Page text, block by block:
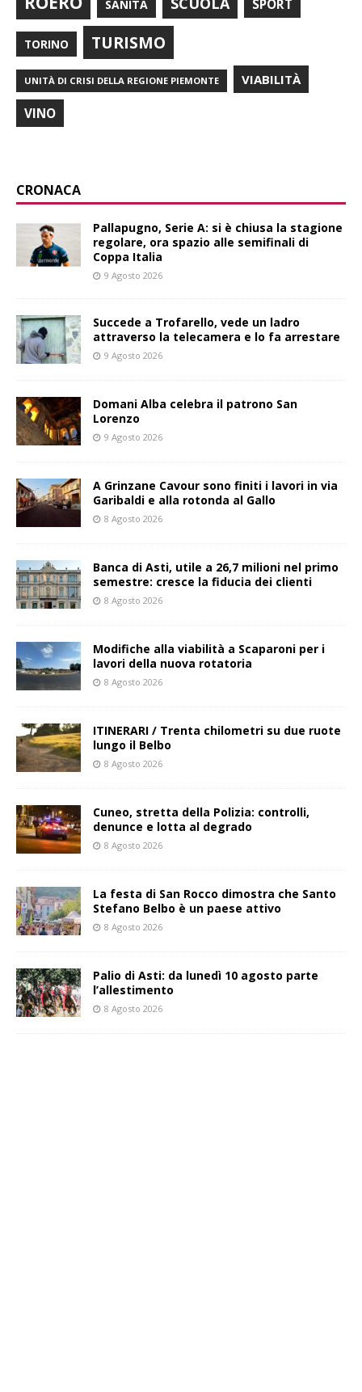
SANITÀ SPORT
TORINO TURISMO
UNITÀ DI CRISI DELLA REGIONE PIEMONTE VIABILITÀ
VINO
CRONACA
Pallapugno, Serie A: si è chiusa la stagione
regolare, ora spazio alle semifinali di
Coppa Italia
9 Agosto 2026
Succede a Trofarello, vede un ladro
attraverso la telecamera e lo fa arrestare
9 Agosto 2026
Domani Alba celebra il patrono San
Lorenzo
9 Agosto 2026
A Grinzane Cavour sono finiti i lavori in via
Garibaldi e alla rotonda al Gallo
8 Agosto 2026
Banca di Asti, utile a 26,7 milioni nel primo
semestre: cresce la fiducia dei clienti
8 Agosto 2026
Modifiche alla viabilità a Scaparoni per i
lavori della nuova rotatoria
8 Agosto 2026
ITINERARI / Trenta chilometri su due ruote
lungo il Belbo
8 Agosto 2026
Cuneo, stretta della Polizia: controlli,
denunce e lotta al degrado
8 Agosto 2026
La festa di San Rocco dimostra che Santo
Stefano Belbo è un paese attivo
8 Agosto 2026
Palio di Asti: da lunedì 10 agosto parte
l’allestimento
8 Agosto 2026